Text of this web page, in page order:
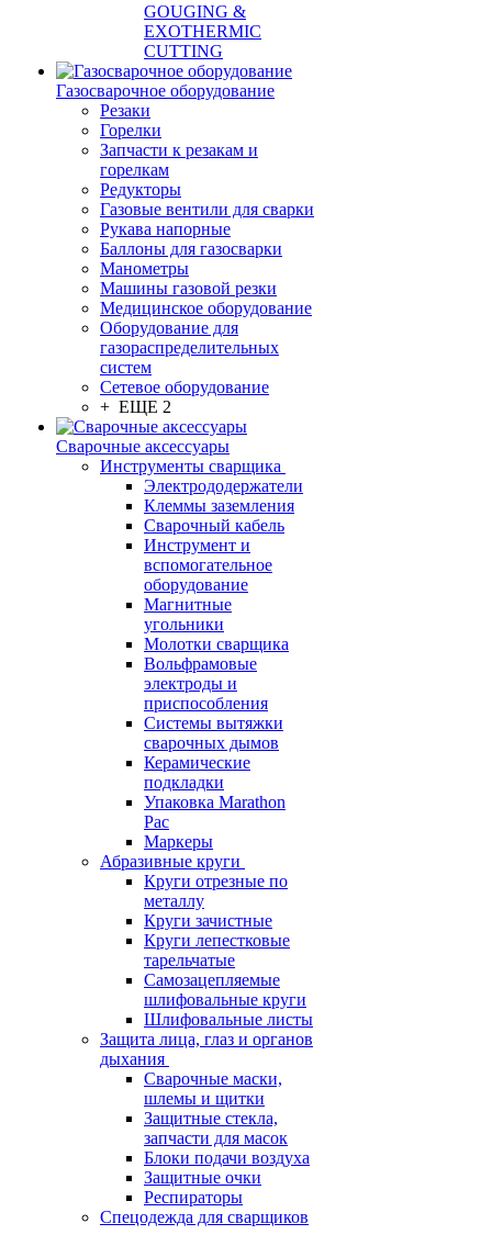
GOUGING &
EXOTHERMIC
CUTTING
Газосварочное оборудование
Резаки
Горелки
Запчасти к резакам и
горелкам
Редукторы
Газовые вентили для сварки
Рукава напорные
Баллоны для газосварки
Манометры
Машины газовой резки
Медицинское оборудование
Оборудование для
газораспределительных
систем
Сетевое оборудование
+ ЕЩЕ 2
Сварочные аксессуары
Инструменты сварщика
Электрододержатели
Клеммы заземления
Сварочный кабель
Инструмент и
вспомогательное
оборудование
Магнитные
угольники
Молотки сварщика
Вольфрамовые
электроды и
приспособления
Системы вытяжки
сварочных дымов
Керамические
подкладки
Упаковка Marathon
Pac
Маркеры
Абразивные круги
Круги отрезные по
металлу
Круги зачистные
Круги лепестковые
тарельчатые
Самозацепляемые
шлифовальные круги
Шлифовальные листы
Защита лица, глаз и органов
дыхания
Сварочные маски,
шлемы и щитки
Защитные стекла,
запчасти для масок
Блоки подачи воздуха
Защитные очки
Респираторы
Спецодежда для сварщиков